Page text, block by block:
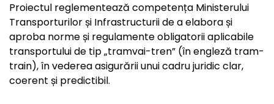
Proiectul reglementează competența Ministerului
Transporturilor și Infrastructurii de a elabora și
aproba norme și regulamente obligatorii aplicabile
transportului de tip „tramvai-tren” (în engleză tram-
train), în vederea asigurării unui cadru juridic clar,
coerent și predictibil.